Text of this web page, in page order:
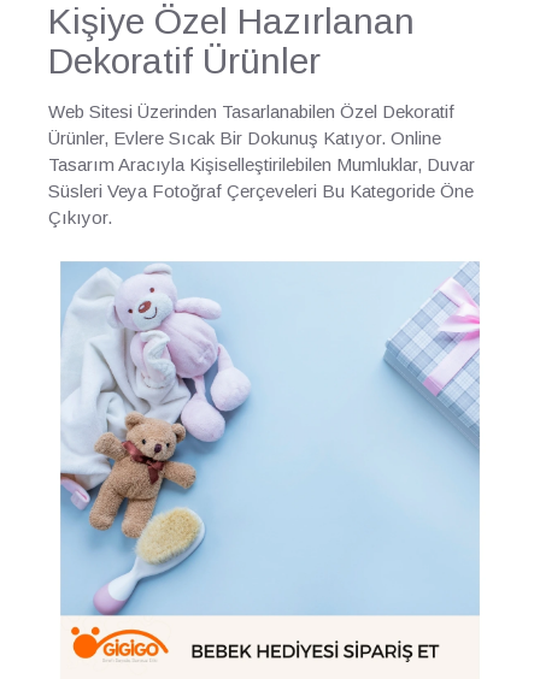
Kişiye Özel Hazırlanan
Dekoratif Ürünler
Web Sitesi Üzerinden Tasarlanabilen Özel Dekoratif
Ürünler, Evlere Sıcak Bir Dokunuş Katıyor. Online
Tasarım Aracıyla Kişiselleştirilebilen Mumluklar, Duvar
Süsleri Veya Fotoğraf Çerçeveleri Bu Kategoride Öne
Çıkıyor.